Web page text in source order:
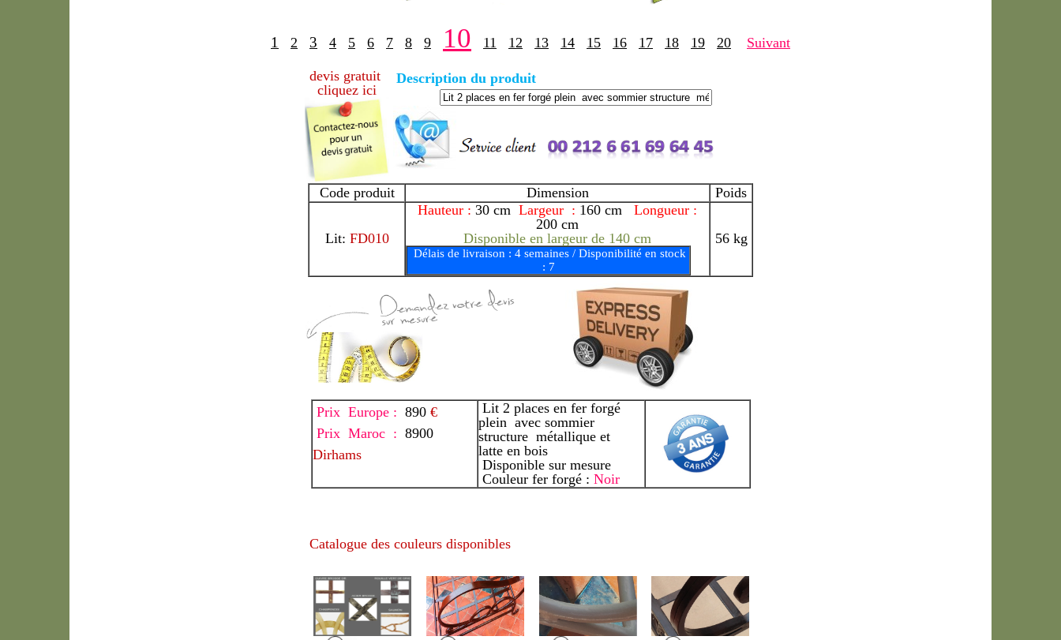
1 2 3 4 5 6 7 8 9 10 11 12 13 14 15 16 17 18 19 20 Suivant
devis gratuit
cliquez ici
Description du produit
Code produit Dimension Poids
Lit: FD010
Hauteur : 30 cm Largeur : 160 cm
Longueur :
200 cm
Disponible en largeur de 140 cm
Délais de livraison : 4 semaines / Disponibilité en stock
: 7
56 kg
Prix Europe : 890 €
Prix Maroc : 8900
Dirhams
Lit 2 places en fer forgé
plein avec sommier
structure métallique et
latte en bois
Disponible sur mesure
Couleur fer forgé : Noir
Catalogue des couleurs disponibles